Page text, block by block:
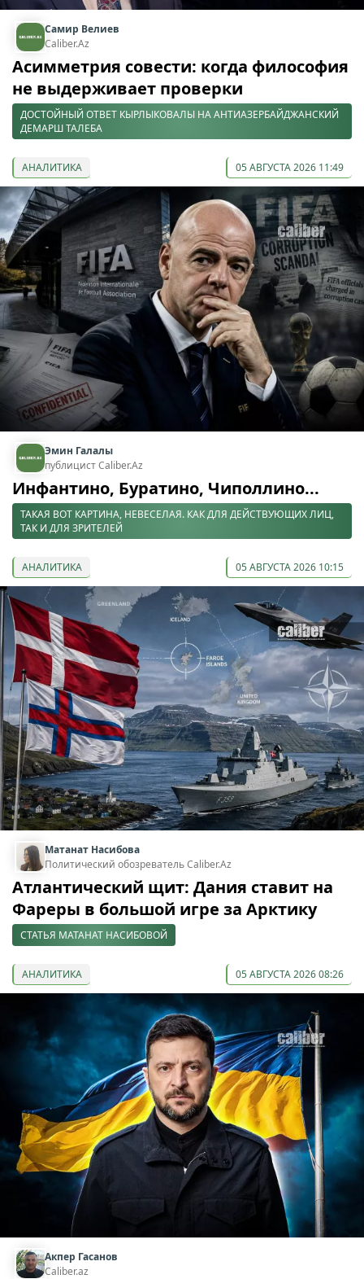
Самир Велиев
Caliber.Az
Асимметрия совести: когда философия
не выдерживает проверки
ДОСТОЙНЫЙ ОТВЕТ КЫРЛЫКОВАЛЫ НА АНТИАЗЕРБАЙДЖАНСКИЙ
ДЕМАРШ ТАЛЕБА
АНАЛИТИКА 05 АВГУСТА 2026 11:49
Эмин Галалы
публицист Caliber.Az
Инфантино, Буратино, Чиполлино...
ТАКАЯ ВОТ КАРТИНА, НЕВЕСЕЛАЯ. КАК ДЛЯ ДЕЙСТВУЮЩИХ ЛИЦ,
ТАК И ДЛЯ ЗРИТЕЛЕЙ
АНАЛИТИКА 05 АВГУСТА 2026 10:15
Матанат Насибова
Политический обозреватель Caliber.Az
Атлантический щит: Дания ставит на
Фареры в большой игре за Арктику
СТАТЬЯ МАТАНАТ НАСИБОВОЙ
АНАЛИТИКА 05 АВГУСТА 2026 08:26
Акпер Гасанов
Caliber.az